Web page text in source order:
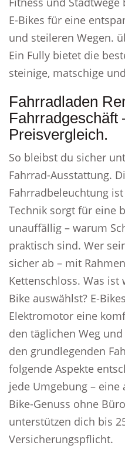
E-Bikes für eine
und steileren Wegen.
Ein Fully bietet die
steinige, matschige
Fahrradladen
Fahrradgeschäft
Preisvergleich.
So bleibst du sicher
Fahrrad-Ausstattung.
Fahrradbeleuchtung
Technik sorgt für eine
unauffällig – warum
praktisch sind. Wer
sicher ab – mit
Kettenschloss. Was ist
Bike auswählst? E-
Elektromotor eine
den täglichen Weg
den grundlegenden
folgende Aspekte
jede Umgebung –
Bike-Genuss ohne
unterstützen dich bis
Versicherungspflicht.